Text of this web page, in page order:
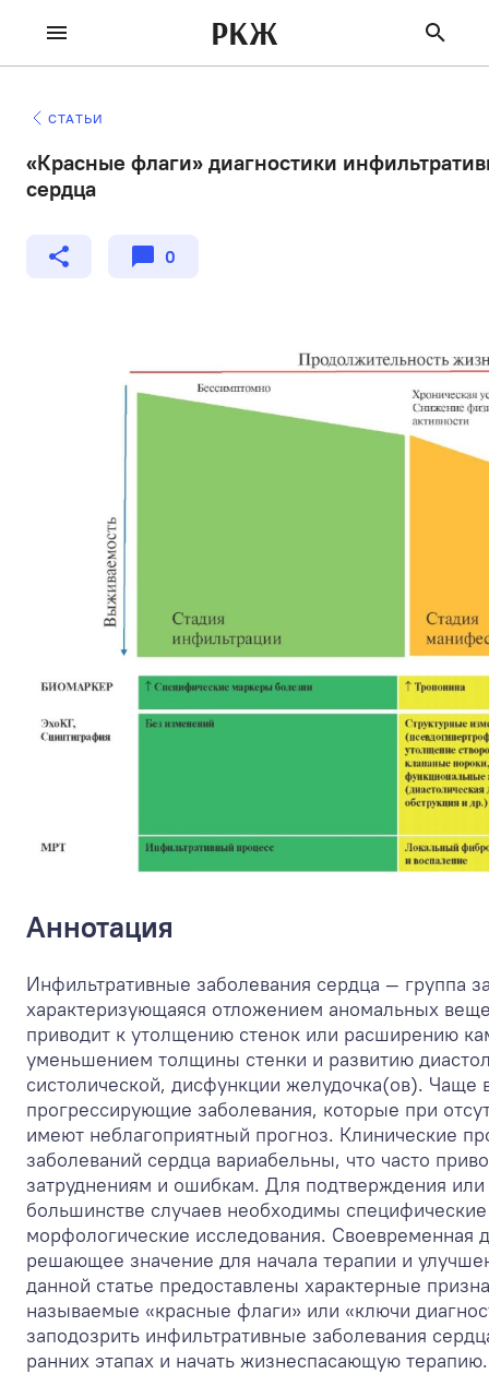
РКЖ
СТАТЬИ
«Красные флаги» диагностики
сердца
0
Аннотация
Инфильтративные заболевания сердца — группа
характеризующаяся отложением аномальных
приводит к утолщению стенок или расширению
уменьшением толщины стенки и развитию
систолической, дисфункции желудочка(ов). Чаще
прогрессирующие заболевания, которые при
имеют неблагоприятный прогноз. Клинические
заболеваний сердца вариабельны, что часто
затруднениям и ошибкам. Для подтверждения или
большинстве случаев необходимы
морфологические исследования. Своевременная
решающее значение для начала терапии и
данной статье предоставлены характерные
называемые «красные флаги» или «ключи
заподозрить инфильтративные заболевания
ранних этапах и начать жизнеспасающую терапию.